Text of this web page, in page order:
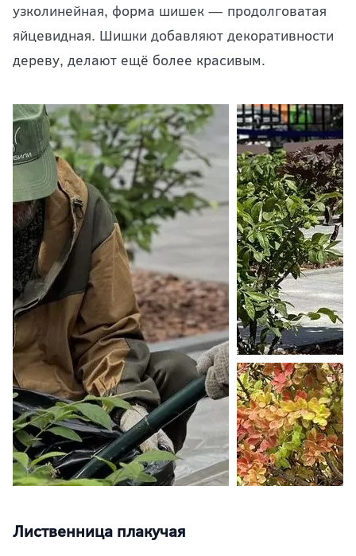
узколинейная, форма шишек — продолговатая
яйцевидная. Шишки добавляют декоративности
дереву, делают ещё более красивым.
Лиственница плакучая